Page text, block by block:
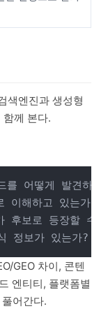
색엔진과 생성형
께 본다.
를 어떻게 발견하고
이해하고 있는가?
후보로 등장할 수
GEO 차이, 콘텐
엔티티, 플랫폼별
어간다.